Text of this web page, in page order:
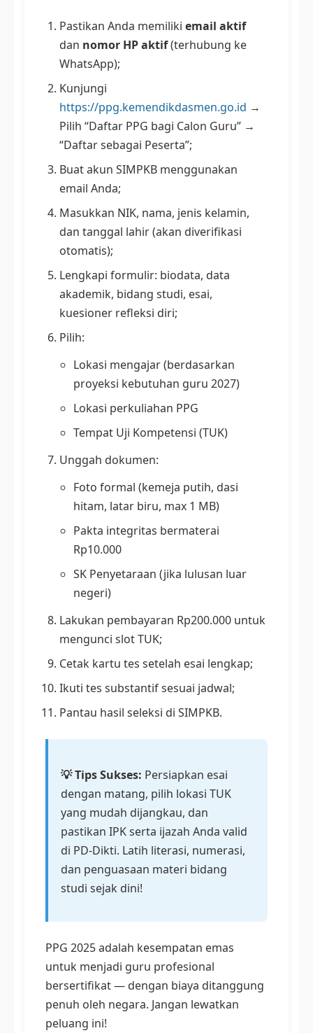
Pastikan Anda memiliki email aktif
dan nomor HP aktif(terhubung ke
WhatsApp);
Kunjungi
https://ppg.kemendikdasmen.go.id →
Pilih “Daftar PPG bagi Calon Guru” →
“Daftar sebagai Peserta”;
Buat akun SIMPKB menggunakan
email Anda;
Masukkan NIK, nama, jenis kelamin,
dan tanggal lahir (akan diverifikasi
otomatis);
Lengkapi formulir: biodata, data
akademik, bidang studi, esai,
kuesioner refleksi diri;
Pilih:
Lokasi mengajar (berdasarkan
proyeksi kebutuhan guru 2027)
Lokasi perkuliahan PPG
Tempat Uji Kompetensi (TUK)
Unggah dokumen:
Foto formal (kemeja putih, dasi
hitam, latar biru, max 1 MB)
Pakta integritas bermaterai
Rp10.000
SK Penyetaraan (jika lulusan luar
negeri)
Lakukan pembayaran Rp200.000 untuk
mengunci slot TUK;
Cetak kartu tes setelah esai lengkap;
Ikuti tes substantif sesuai jadwal;
Pantau hasil seleksi di SIMPKB.
💡 Tips Sukses: Persiapkan esai
dengan matang, pilih lokasi TUK
yang mudah dijangkau, dan
pastikan IPK serta ijazah Anda valid
di PD-Dikti. Latih literasi, numerasi,
dan penguasaan materi bidang
studi sejak dini!
PPG 2025 adalah kesempatan emas
untuk menjadi guru profesional
bersertifikat — dengan biaya ditanggung
penuh oleh negara. Jangan lewatkan
peluang ini!